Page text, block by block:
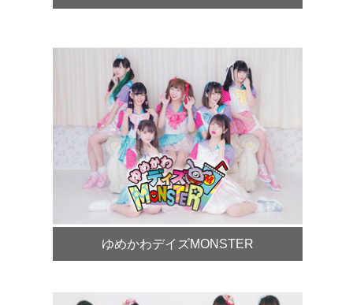
ゆめかわデイズMONSTER